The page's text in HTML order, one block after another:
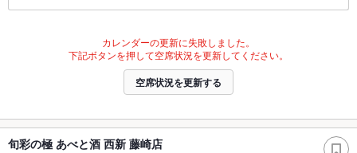
カレンダーの更新に失敗しました。
下記ボタンを押して空席状況を更新してください。
空席状況を更新する
旬彩の極 あべと酒 西新 藤崎店